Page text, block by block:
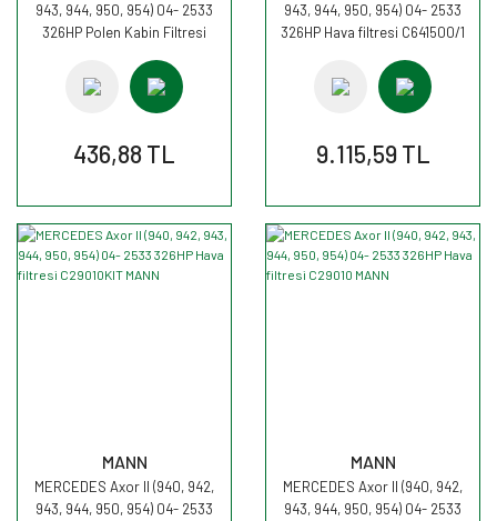
943, 944, 950, 954) 04- 2533
326HP Polen Kabin Filtresi
436,88 TL
943, 944, 950, 954) 04- 2533
326HP Hava filtresi C641500/1
9.115,59 TL
MANN
MERCEDES Axor II (940, 942,
943, 944, 950, 954) 04- 2533
MANN
MERCEDES Axor II (940, 942,
943, 944, 950, 954) 04- 2533